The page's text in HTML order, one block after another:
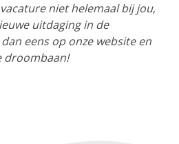
niet helemaal bij jou,
uitdaging in de
eens op onze website en
droombaan!